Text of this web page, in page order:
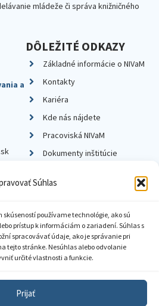
Súhlas
používame technológie, ako sú
prístup k informáciám o zariadení. Súhlas s
spracovávať údaje, ako je správanie pri
tejto stránke. Nesúhlas alebo odvolanie
určité vlastnosti a funkcie.
Prijať
mládeže či správa knižničného
a
DÔLEŽITÉ ODKAZY
Základné informácie o NIVaM
Kontakty
Kariéra
Kde nás nájdete
Pracoviská NIVaM
Dokumenty inštitúcie
ochrany súkromia
informácií